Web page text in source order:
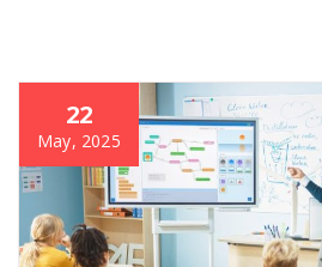
22
May, 2025